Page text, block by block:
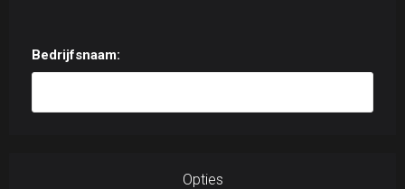
Bedrijfsnaam:
Opties